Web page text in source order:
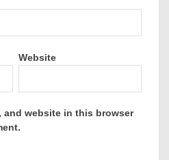
Website
and website in this browser